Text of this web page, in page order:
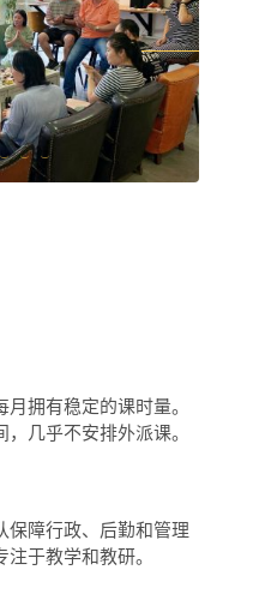
拥有稳定的课时量。
几乎不安排外派课。
保障行政、后勤和管理
于教学和教研。